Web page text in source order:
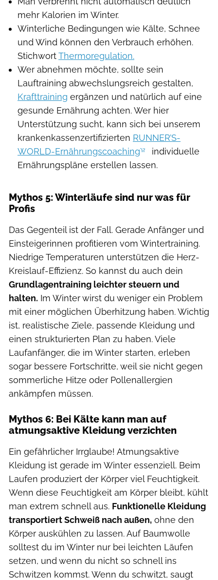
mehr Kalorien im Winter.
Winterliche Bedingungen wie Kälte, Schnee
und Wind können den Verbrauch erhöhen.
StichwortThermoregulation.
Wer abnehmen möchte, sollte sein
Lauftraining abwechslungsreich gestalten,
Krafttraining ergänzen und natürlich auf eine
gesunde Ernährung achten. Wer hier
Unterstützung sucht, kann sich bei unserem
krankenkassenzertifizierten RUNNER’S-
WORLD-Ernährungscoaching
individuelle
Ernährungspläne erstellen lassen.
Mythos 5: Winterläufe sind nur was für
Profis
Das Gegenteil ist der Fall. Gerade Anfänger und
Einsteigerinnen profitieren vom Wintertraining.
Niedrige Temperaturen unterstützen die Herz-
Kreislauf-Effizienz. So kannst du auch dein
Grundlagentraining leichter steuern und
halten. Im Winter wirst du weniger ein Problem
mit einer möglichen Überhitzung haben. Wichtig
ist, realistische Ziele, passende Kleidung und
einen strukturierten Plan zu haben. Viele
Laufanfänger, die im Winter starten, erleben
sogar bessere Fortschritte, weil sie nicht gegen
sommerliche Hitze oder Pollenallergien
ankämpfen müssen.
Mythos 6: Bei Kälte kann man auf
atmungsaktive Kleidung verzichten
Ein gefährlicher Irrglaube! Atmungsaktive
Kleidung ist gerade im Winter essenziell. Beim
Laufen produziert der Körper viel Feuchtigkeit.
Wenn diese Feuchtigkeit am Körper bleibt, kühlt
man extrem schnell aus. Funktionelle Kleidung
transportiert Schweiß nach außen, ohne den
Körper auskühlen zu lassen. Auf Baumwolle
solltest du im Winter nur bei leichten Läufen
setzen, und wenn du nicht so schnell ins
Schwitzen kommst. Wenn du schwitzt, saugt